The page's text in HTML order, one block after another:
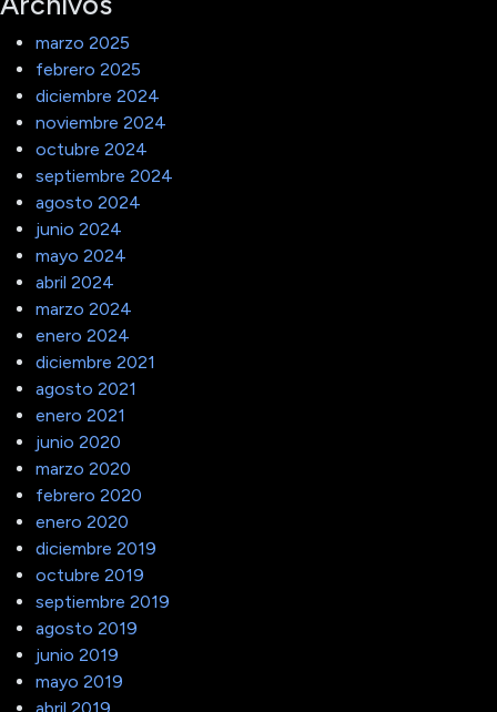
marzo 2025
febrero 2025
diciembre 2024
noviembre 2024
octubre 2024
septiembre 2024
agosto 2024
junio 2024
mayo 2024
abril 2024
marzo 2024
enero 2024
diciembre 2021
agosto 2021
enero 2021
junio 2020
marzo 2020
febrero 2020
enero 2020
diciembre 2019
octubre 2019
septiembre 2019
agosto 2019
junio 2019
mayo 2019